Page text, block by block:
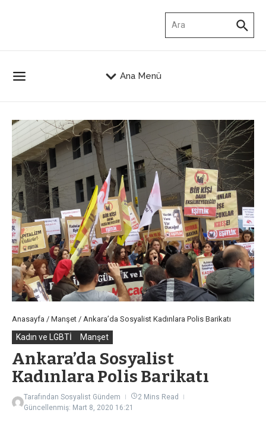
Ana Menü
Anasayfa / Manşet / Ankara’da Sosyalist Kadınlara Polis Barikatı
Kadın ve LGBTİ Manşet
Ankara’da Sosyalist
Kadınlara Polis Barikatı
Tarafından Sosyalist Gündem
2 Mins Read
Güncellenmiş: Mart 8, 2020 16:21